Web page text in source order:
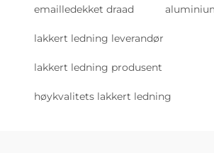
emailledekket draad
lakkert ledning leverandør
lakkert ledning produsent
høykvalitets lakkert ledning